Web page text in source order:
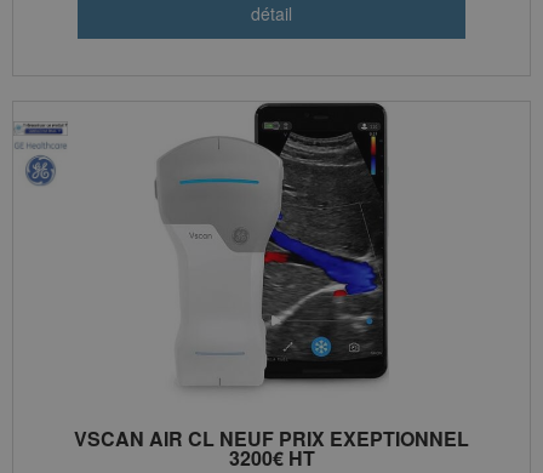
VSCAN AIR CL NEUF PRIX EXEPTIONNEL
3200€ HT